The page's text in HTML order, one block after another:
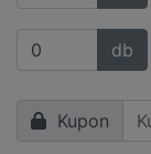
db
Kupon